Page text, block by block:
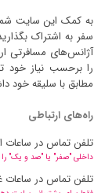
به کمک این سایت
سفر به اشتراک
آژانس‌های مسافرتی
را برحسب نیاز خود
مطابق با سلیقه خود
راه‌های ارتباطی
تلفن تماس در ساعات
داخلی "صفر" یا "صد و یک" را
تلفن تماس در ساعات